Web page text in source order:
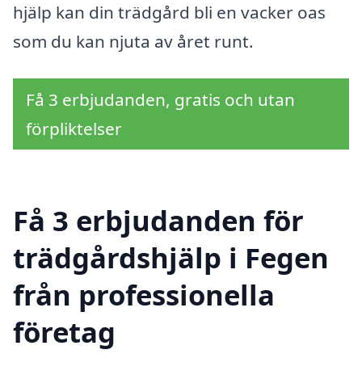
hjälp kan din trädgård bli en vacker oas
som du kan njuta av året runt.
Få 3 erbjudanden, gratis och utan
förpliktelser
Få 3 erbjudanden för
trädgårdshjälp i Fegen
från professionella
företag